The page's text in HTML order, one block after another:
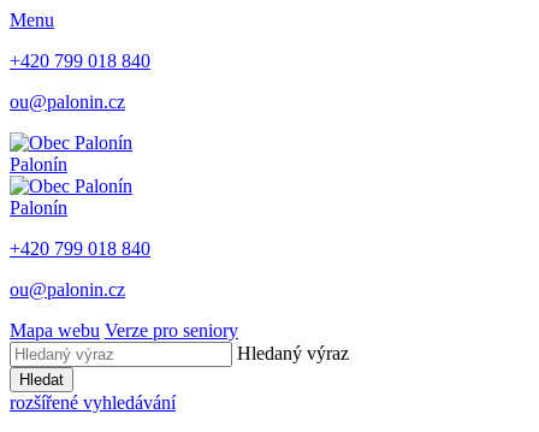
Menu
+420 799 018 840
ou@palonin.cz
Palonín
Palonín
+420 799 018 840
ou@palonin.cz
Mapa webu Verze pro seniory
Hledaný výraz
Hledat
rozšířené vyhledávání